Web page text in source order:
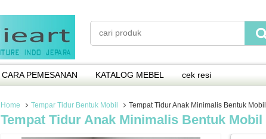
CARA PEMESANAN KATALOG MEBEL cek resi
Home Tempar Tidur Bentuk Mobil Tempat Tidur Anak Minimalis Bentuk Mobil
Tempat Tidur Anak Minimalis Bentuk Mobil